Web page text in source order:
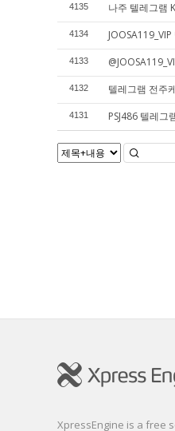
4135 나주 텔레그램
4134
4133
4132 텔레그램 전주
4131 PSJ486 텔레
XpressEngine is a free